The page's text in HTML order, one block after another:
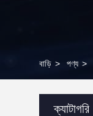
বাড়ি > পণ্য >
ক্যাটাগরি